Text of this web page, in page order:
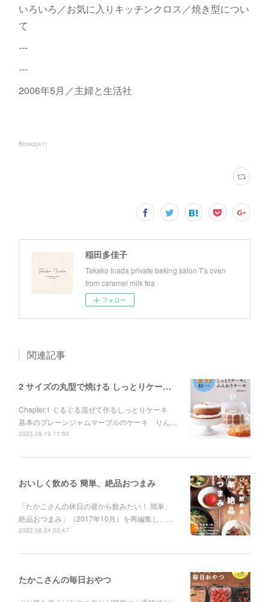
いろいろ／お気に入りキッチンクロス／焼き型につい
て
---
---
2006年5月／主婦と生活社
Books(41)
稲田多佳子
Takako Inada private baking salon T's oven
from caramel milk tea
フォロー
関連記事
2 サイズの丸型で焼ける しっとりケーキとふんわりケーキ
Chapter.1 ぐるぐる混ぜて作るしっとりケーキ
基本のプレーンジャムマーブルのケーキ りん…
2023.09.19 11:50
おいしく飲める 簡単、絶品おつまみ
「たかこさんの休日の昼から飲みたい！ 簡単、
絶品おつまみ」（2017年10月）を再編集し、…
2022.08.24 22:47
たかこさんの毎日おやつ